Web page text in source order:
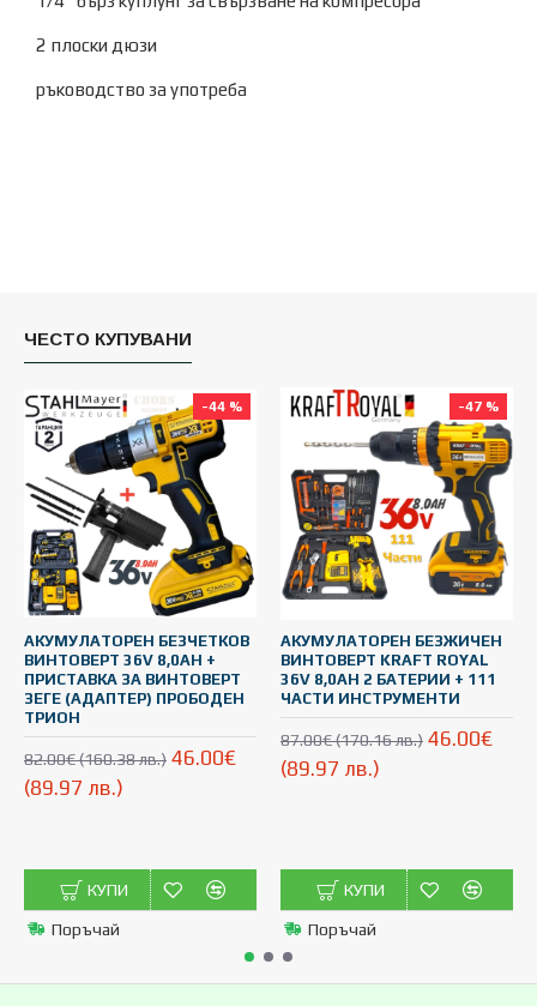
2 плоски дюзи
ръководство за употреба
ЧЕСТО КУПУВАНИ
-44 %
АКУМУЛАТОРЕН БЕЗЧЕТКОВ
ВИНТОВЕРТ 36V 8,0AH +
ПРИСТАВКА ЗА ВИНТОВЕРТ
ЗЕГЕ (АДАПТЕР) ПРОБОДЕН
ТРИОН
82.00€ (160.38 лв.) 46.00€
(89.97 лв.)
КУПИ
Поръчай
-47 %
АКУМУЛАТОРЕН БЕЗЖИЧЕН
ВИНТОВЕРТ KRAFT ROYAL
36V 8,0AH 2 БАТЕРИИ + 111
ЧАСТИ ИНСТРУМЕНТИ
87.00€ (170.16 лв.) 46.00€
(89.97 лв.)
КУПИ
Поръчай